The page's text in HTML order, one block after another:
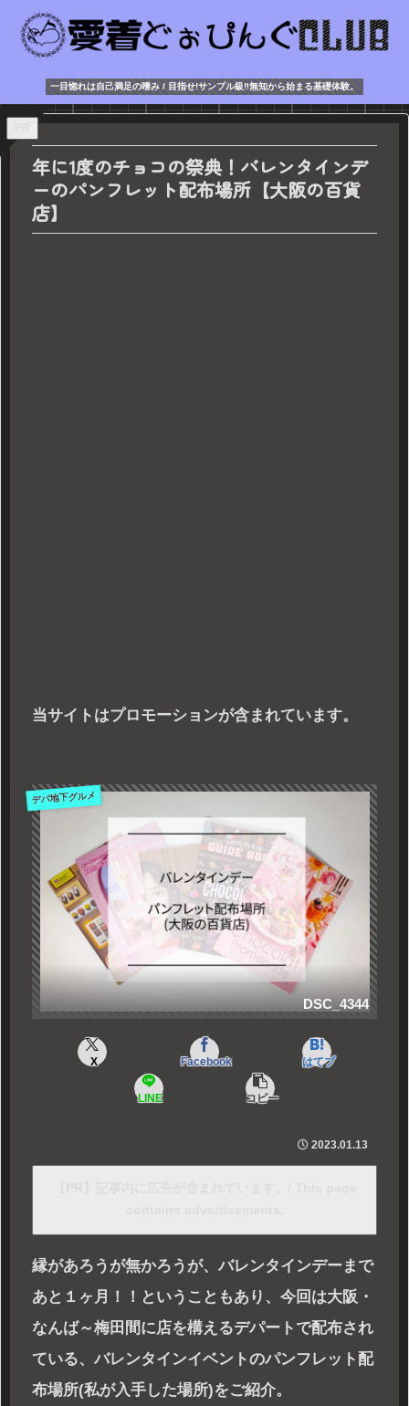
一目惚れは自己満足の嗜み / 目指せ!サンプル級‼無知から始まる基礎体験。
年に1度のチョコの祭典！バレンタインデ
ーのパンフレット配布場所【大阪の百貨
店】
当サイトはプロモーションが含まれています。
デパ地下グルメ
DSC_4344
X Facebook はてブ
LINE コピー
2023.01.13
縁があろうが無かろうが、バレンタインデーまで
あと１ヶ月！！ということもあり、今回は大阪・
なんば～梅田間に店を構えるデパートで配布され
ている、バレンタインイベントのパンフレット配
布場所(私が入手した場所)をご紹介。